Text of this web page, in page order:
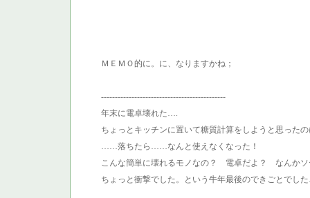
ＭＥＭＯ的に。に、なりますかね；
---------------------------------------------
年末に電卓壊れた….
ちょっとキッチンに置いて糖質計算をしようと思った
……落ちたら……なんと使えなくなった！
こんな簡単に壊れるモノなの？ 電卓だよ？ なんかソ
ちょっと衝撃でした。という牛年最後のできごとでし